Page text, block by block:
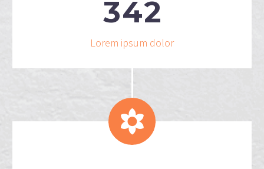
342
Lorem ipsum dolor

